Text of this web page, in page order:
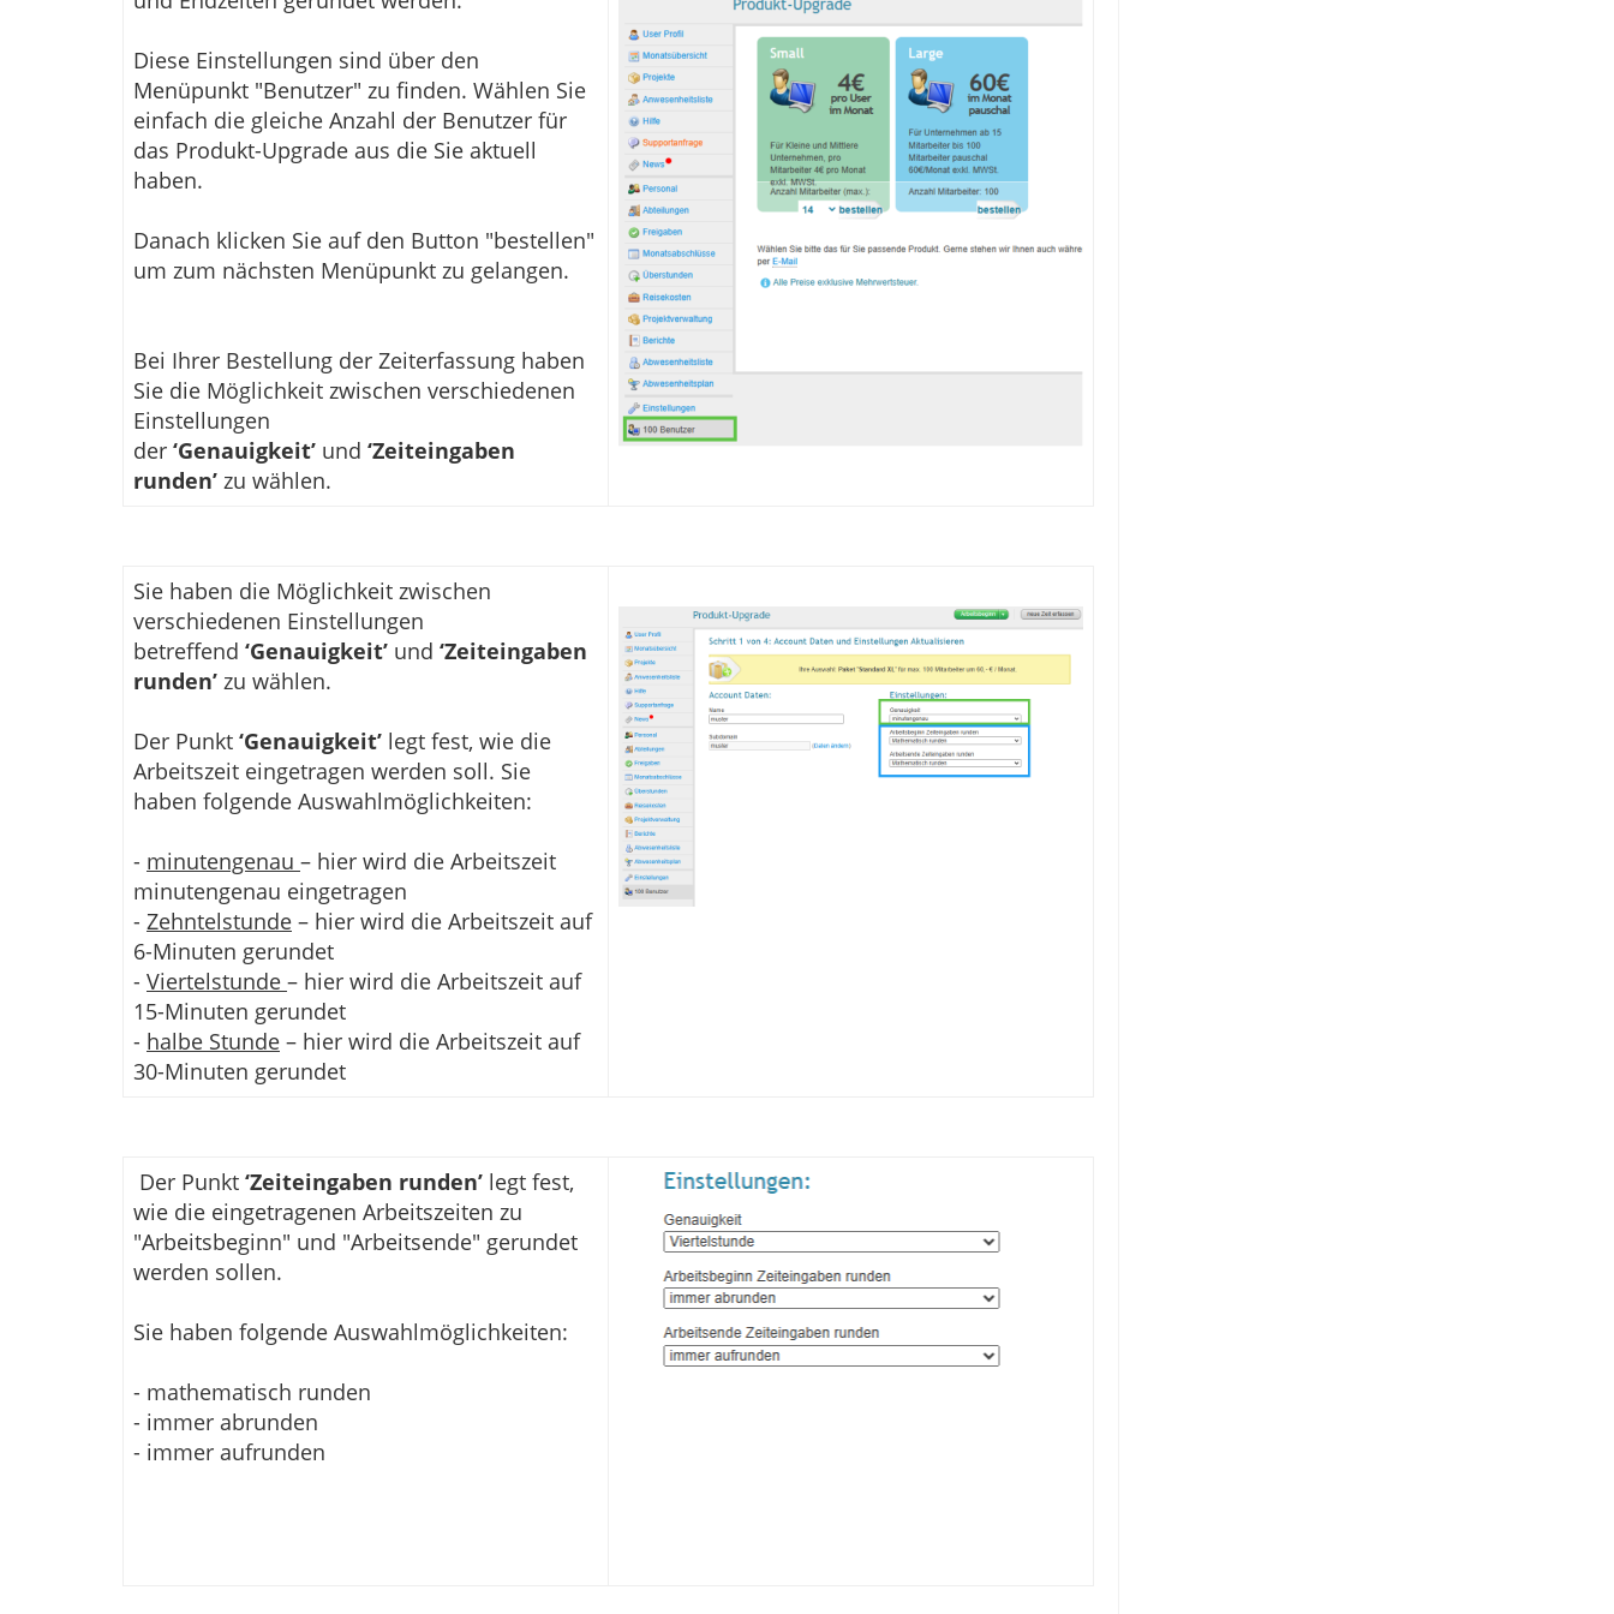
Diese Einstellungen sind über den
Menüpunkt "Benutzer" zu finden. Wählen Sie
einfach die gleiche Anzahl der Benutzer für
das Produkt-Upgrade aus die Sie aktuell
haben.
Danach klicken Sie auf den Button "bestellen"
um zum nächsten Menüpunkt zu gelangen.
Bei Ihrer Bestellung der Zeiterfassung haben
Sie die Möglichkeit zwischen verschiedenen
Einstellungen
der ‘Genauigkeit’ und ‘Zeiteingaben
runden’ zu wählen.
Sie haben die Möglichkeit zwischen
verschiedenen Einstellungen
betreffend ‘Genauigkeit’ und ‘Zeiteingaben
runden’ zu wählen.
Der Punkt ‘Genauigkeit’ legt fest, wie die
Arbeitszeit eingetragen werden soll. Sie
haben folgende Auswahlmöglichkeiten:
- minutengenau – hier wird die Arbeitszeit
minutengenau eingetragen
- Zehntelstunde – hier wird die Arbeitszeit auf
6-Minuten gerundet
- Viertelstunde – hier wird die Arbeitszeit auf
15-Minuten gerundet
- halbe Stunde – hier wird die Arbeitszeit auf
30-Minuten gerundet
Der Punkt ‘Zeiteingaben runden’ legt fest,
wie die eingetragenen Arbeitszeiten zu
"Arbeitsbeginn" und "Arbeitsende" gerundet
werden sollen.
Sie haben folgende Auswahlmöglichkeiten:
- mathematisch runden
- immer abrunden
- immer aufrunden